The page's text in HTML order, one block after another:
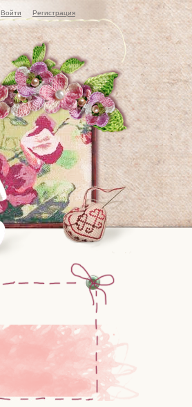
Войти Регистрация